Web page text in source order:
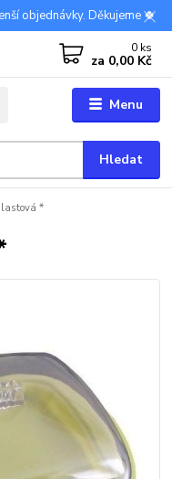
objednávky. Děkujeme 🍀
Menu
Hledat
0 ks
za 0,00 Kč
*